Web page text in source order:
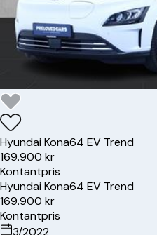
HyundaiKona64 EV Trend
169.900 kr
Kontantpris
HyundaiKona64 EV Trend
169.900 kr
Kontantpris
3/2022